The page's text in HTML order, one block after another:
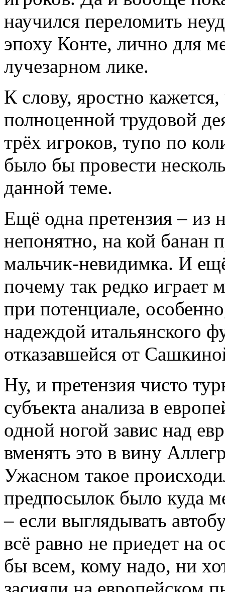
научился переломить
эпоху Конте, лично для
лучезарном лике.
К слову, яростно
полноценной трудовой
трёх игроков, тупо по
было бы провести
данной теме.
Ещё одна претензия – из
непонятно, на кой банан
мальчик-невидимка. И
почему так редко играет
при потенциале,
надеждой итальянского
отказавшейся от
Ну, и претензия чисто
субъекта анализа в
одной ногой завис над
вменять это в вину
Ужасном такое
предпосылок было куда
– если выглядывать
всё равно не приедет на
бы всем, кому надо, ни